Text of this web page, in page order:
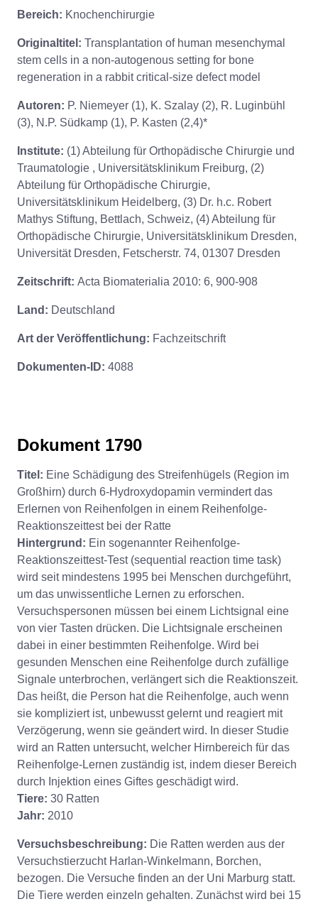
Bereich: Knochenchirurgie
Originaltitel: Transplantation of human mesenchymal
stem cells in a non-autogenous setting for bone
regeneration in a rabbit critical-size defect model
Autoren: P. Niemeyer (1), K. Szalay (2), R. Luginbühl
(3), N.P. Südkamp (1), P. Kasten (2,4)*
Institute: (1) Abteilung für Orthopädische Chirurgie und
Traumatologie , Universitätsklinikum Freiburg, (2)
Abteilung für Orthopädische Chirurgie,
Universitätsklinikum Heidelberg, (3) Dr. h.c. Robert
Mathys Stiftung, Bettlach, Schweiz, (4) Abteilung für
Orthopädische Chirurgie, Universitätsklinikum Dresden,
Universität Dresden, Fetscherstr. 74, 01307 Dresden
Zeitschrift: Acta Biomaterialia 2010: 6, 900-908
Land: Deutschland
Art der Veröffentlichung: Fachzeitschrift
Dokumenten-ID: 4088
Dokument 1790
Titel: Eine Schädigung des Streifenhügels (Region im
Großhirn) durch 6-Hydroxydopamin vermindert das
Erlernen von Reihenfolgen in einem Reihenfolge-
Reaktionszeittest bei der Ratte
Hintergrund: Ein sogenannter Reihenfolge-
Reaktionszeittest-Test (sequential reaction time task)
wird seit mindestens 1995 bei Menschen durchgeführt,
um das unwissentliche Lernen zu erforschen.
Versuchspersonen müssen bei einem Lichtsignal eine
von vier Tasten drücken. Die Lichtsignale erscheinen
dabei in einer bestimmten Reihenfolge. Wird bei
gesunden Menschen eine Reihenfolge durch zufällige
Signale unterbrochen, verlängert sich die Reaktionszeit.
Das heißt, die Person hat die Reihenfolge, auch wenn
sie kompliziert ist, unbewusst gelernt und reagiert mit
Verzögerung, wenn sie geändert wird. In dieser Studie
wird an Ratten untersucht, welcher Hirnbereich für das
Reihenfolge-Lernen zuständig ist, indem dieser Bereich
durch Injektion eines Giftes geschädigt wird.
Tiere: 30 Ratten
Jahr: 2010
Versuchsbeschreibung: Die Ratten werden aus der
Versuchstierzucht Harlan-Winkelmann, Borchen,
bezogen. Die Versuche finden an der Uni Marburg statt.
Die Tiere werden einzeln gehalten. Zunächst wird bei 15